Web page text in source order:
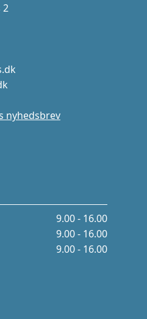
2
nyhedsbrev
9.00 - 16.00
9.00 - 16.00
9.00 - 16.00